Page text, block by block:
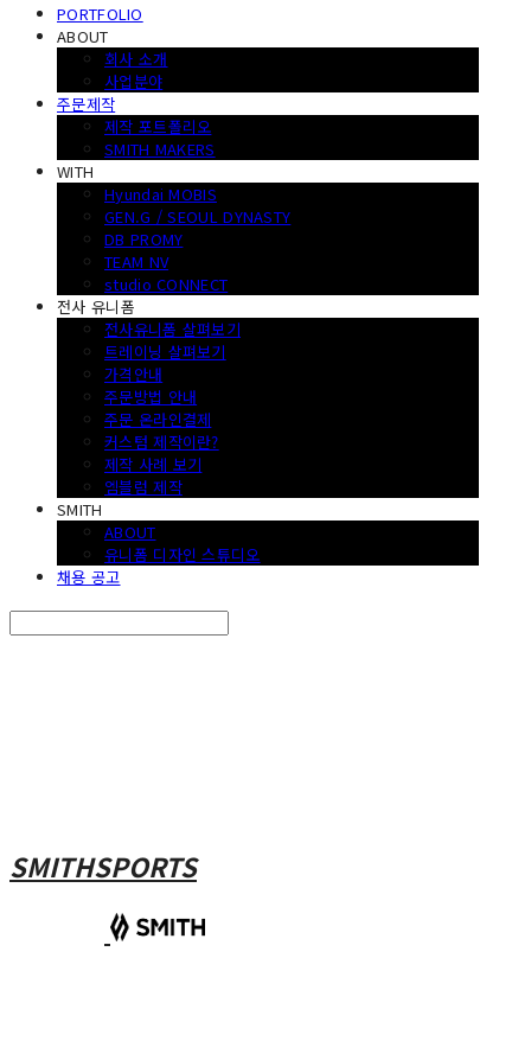
PORTFOLIO
ABOUT
회사 소개
사업분야
주문제작
제작 포트폴리오
SMITH MAKERS
WITH
Hyundai MOBIS
GEN.G / SEOUL DYNASTY
DB PROMY
TEAM NV
studio CONNECT
전사 유니폼
전사유니폼 살펴보기
트레이닝 살펴보기
가격안내
주문방법 안내
주문 온라인결제
커스텀 제작이란?
제작 사례 보기
엠블럼 제작
SMITH
ABOUT
유니폼 디자인 스튜디오
채용 공고
SMITHSPORTS